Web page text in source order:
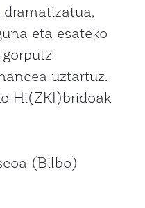
eta esateko
uztartuz.
Hi(ZKI)bridoak
(Bilbo)